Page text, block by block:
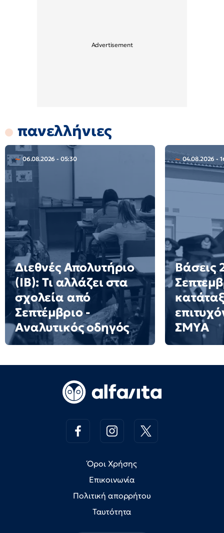
πανελλήνιες
06.08.2026 - 05:30
Διεθνές Απολυτήριο
(IB): Τι αλλάζει στα
σχολεία από
Σεπτέμβριο -
Αναλυτικός οδηγός
04.08.2026 -
Βάσεις
ΣΜΥΑ
Όροι Χρήσης
Επικοινωνία
Πολιτική απορρήτου
Ταυτότητα